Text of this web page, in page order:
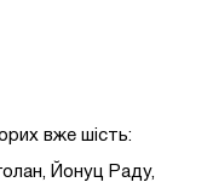
вже шість:
Йонуц Раду,